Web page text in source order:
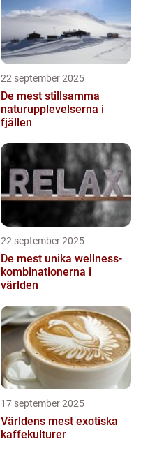
22 september 2025
De mest stillsamma
naturupplevelserna i
fjällen
22 september 2025
De mest unika wellness-
kombinationerna i
världen
17 september 2025
Världens mest exotiska
kaffekulturer